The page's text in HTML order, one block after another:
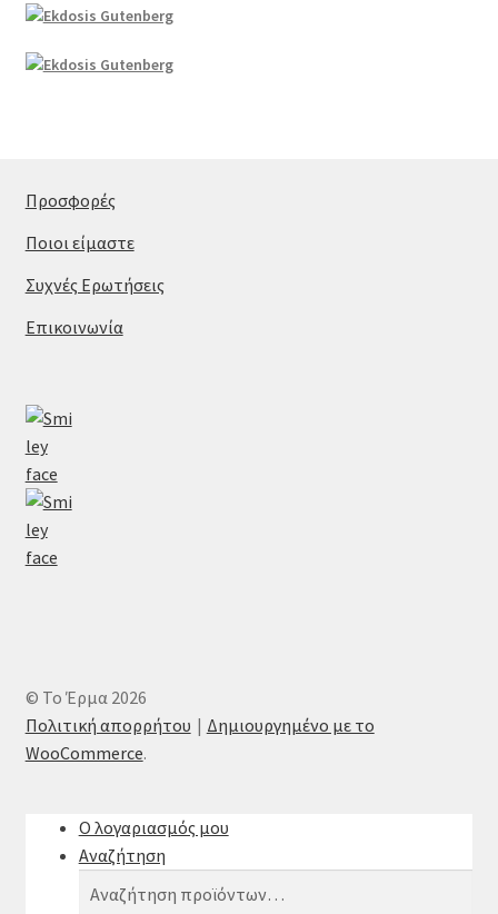
Προσφορές
Ποιοι είμαστε
Συχνές Ερωτήσεις
Επικοινωνία
© Το Έρμα 2026
Πολιτική απορρήτου
Δημιουργημένο με το
WooCommerce.
Ο λογαριασμός μου
Αναζήτηση
Αναζήτηση
Αναζήτηση